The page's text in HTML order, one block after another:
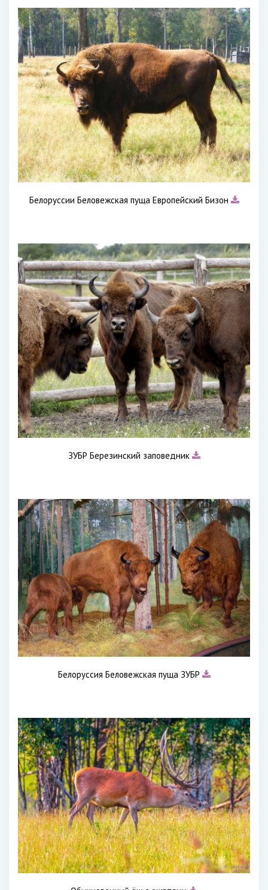
Белоруссии Беловежская пуща Европейский Бизон
ЗУБР Березинский заповедник
Белоруссия Беловежская пуща ЗУБР